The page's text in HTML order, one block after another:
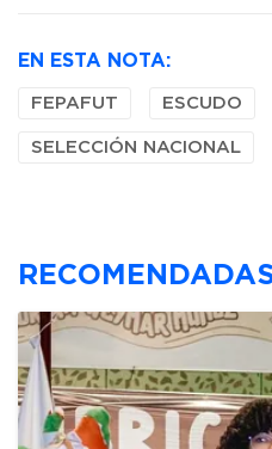
EN ESTA NOTA:
FEPAFUT ESCUDO
SELECCIÓN NACIONAL